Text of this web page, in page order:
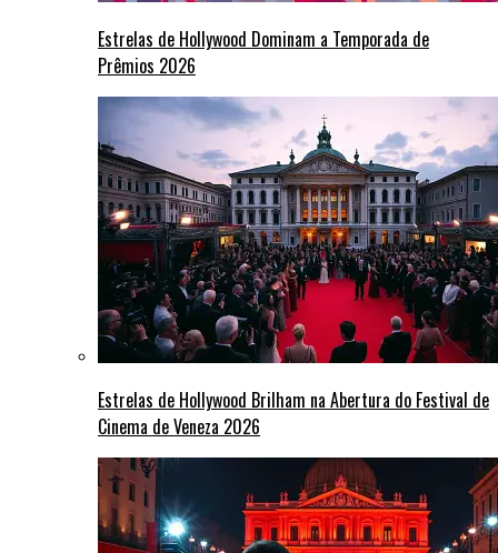
Estrelas de Hollywood Dominam a Temporada de
Prêmios 2026
Estrelas de Hollywood Brilham na Abertura do Festival de
Cinema de Veneza 2026